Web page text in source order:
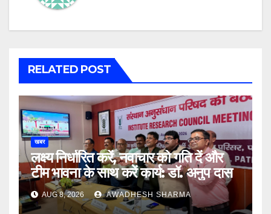
RELATED POST
खबर
लक्ष्य निर्धारित करें, नवाचार को गति दें और
टीम भावना के साथ करें कार्य: डॉ. अनुप दास
AUG 8, 2026 AWADHESH SHARMA